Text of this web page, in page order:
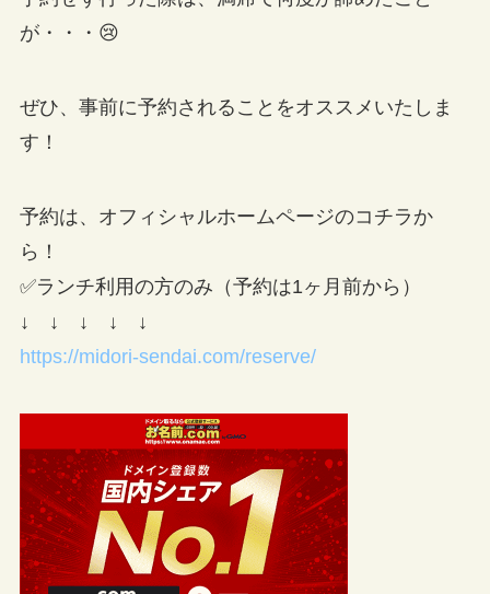
が・・・😢
ぜひ、事前に予約されることをオススメいたしま
す！
予約は、オフィシャルホームページのコチラか
ら！
✅ランチ利用の方のみ（予約は1ヶ月前から）
↓ ↓ ↓ ↓ ↓
https://midori-sendai.com/reserve/